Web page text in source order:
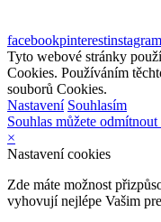
facebookpinterestinstagram
Tyto webové stránky
Cookies. Používáním
souborů Cookies.
Nastavení Souhlasím
Souhlas můžete odmítnout
×
Nastavení cookies
Zde máte možnost
vyhovují nejlépe Vašim